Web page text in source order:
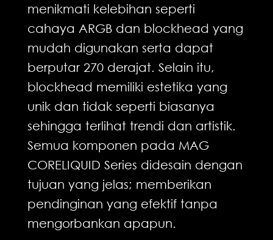
menikmati kelebihan seperti
cahaya ARGB dan blockhead yang
mudah digunakan serta dapat
berputar 270 derajat. Selain itu,
blockhead memiliki estetika yang
unik dan tidak seperti biasanya
sehingga terlihat trendi dan artistik.
Semua komponen pada MAG
CORELIQUID Series didesain dengan
tujuan yang jelas; memberikan
pendinginan yang efektif tanpa
mengorbankan apapun.